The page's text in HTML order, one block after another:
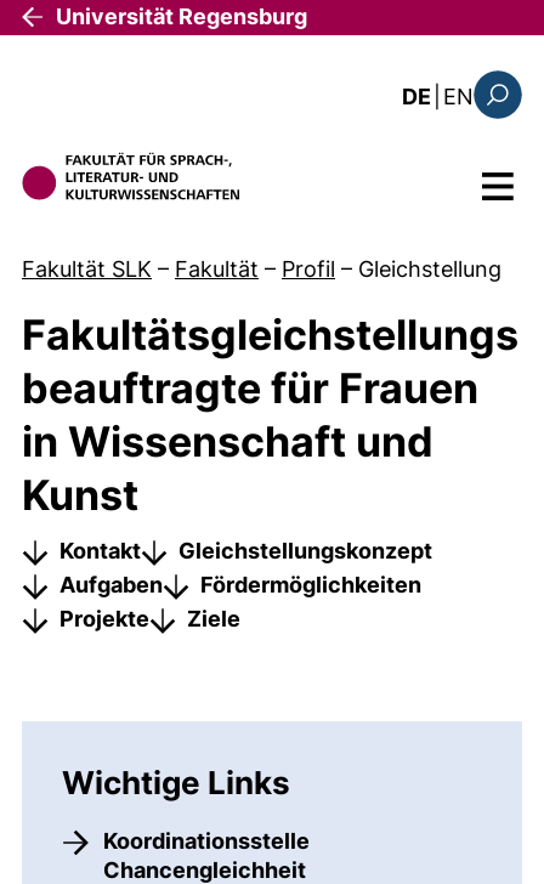
Direkt zum Inhalt
Universität Regensburg
DE EN: this
Menü
Fakultät SLK – Fakultät – Profil – Gleichstellung
Fakultätsgleichstellungs
beauftragte für Frauen
in Wissenschaft und
Kunst
Kontakt
Gleichstellungskonzept
Aufgaben
Fördermöglichkeiten
Projekte
Ziele
Wichtige Links
Koordinationsstelle
Chancengleichheit